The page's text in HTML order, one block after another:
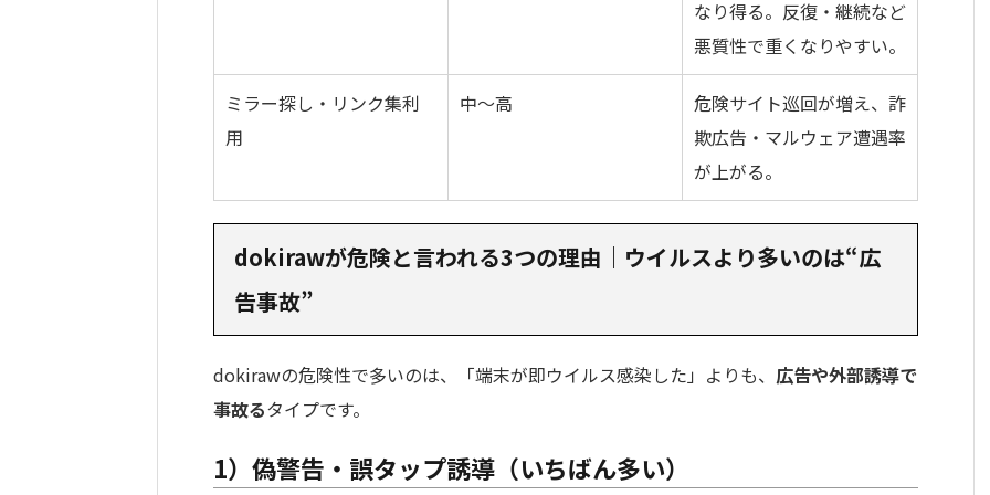
なり得る。反復・継続など
悪質性で重くなりやすい。
ミラー探し・リンク集利
用
中〜高
危険サイト巡回が増え、詐
欺広告・マルウェア遭遇率
が上がる。
dokirawが危険と言われる3つの理由｜ウイルスより多いのは“広
告事故”
dokirawの危険性で多いのは、「端末が即ウイルス感染した」よりも、 広告や外部誘導で
事故るタイプです。
1）偽警告・誤タップ誘導（いちばん多い）